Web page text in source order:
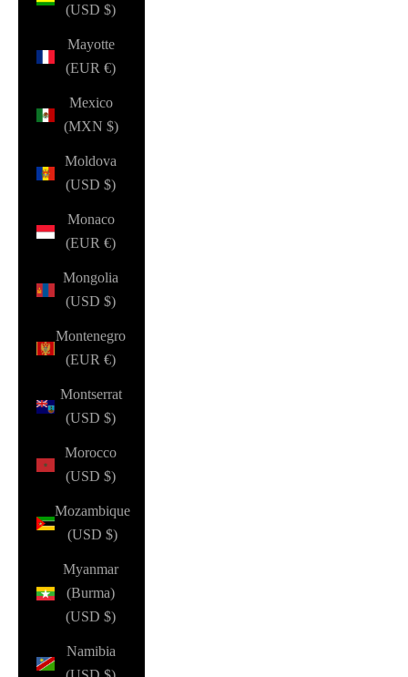
(USD $)
Mayotte
(EUR €)
Mexico
(MXN $)
Moldova
(USD $)
Monaco
(EUR €)
Mongolia
(USD $)
Montenegro
(EUR €)
Montserrat
(USD $)
Morocco
(USD $)
Mozambique
(USD $)
Myanmar
(Burma)
(USD $)
Namibia